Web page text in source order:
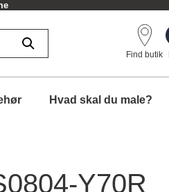
Find butik
Hvad skal du male?
Y70R